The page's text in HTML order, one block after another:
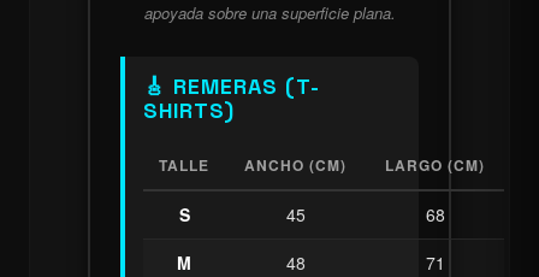
apoyada sobre una superficie plana.
🎸 REMERAS (T-
SHIRTS)
TALLE ANCHO (CM) LARGO (CM)
S 45
68
M
48
71